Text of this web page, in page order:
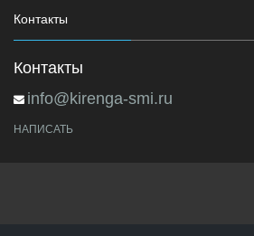
Контакты
Контакты
info@kirenga-smi.ru
НАПИСАТЬ